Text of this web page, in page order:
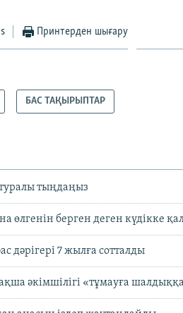
Принтерден шығару
БАС ТАҚЫРЫПТАР
тыңдаңыз
өлгенін берген деген күдікке
дәрігері 7 жылға сотталды
әкімшілігі «тұмауға